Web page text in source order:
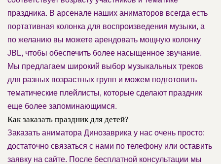
праздника. В арсенале наших аниматоров всегда есть
портативная колонка для воспроизведения музыки, а
по желанию вы можете арендовать мощную колонку
JBL, чтобы обеспечить более насыщенное звучание.
Мы предлагаем широкий выбор музыкальных треков
для разных возрастных групп и можем подготовить
тематические плейлисты, которые сделают праздник
еще более запоминающимся.
Как заказать праздник для детей?
Заказать аниматора Динозаврика у нас очень просто:
достаточно связаться с нами по телефону или оставить
заявку на сайте. После бесплатной консультации мы